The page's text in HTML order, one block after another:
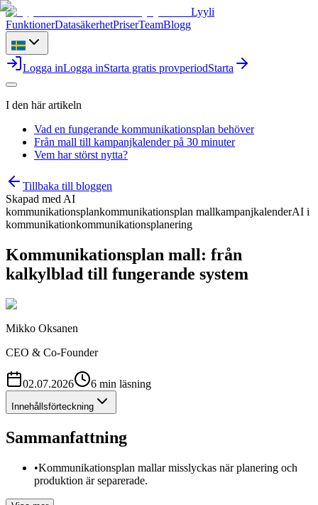
Lyyli
FunktionerDatasäkerhetPriserTeamBlogg
Logga inLogga inStarta gratis provperiodStarta
I den här artikeln
Vad en fungerande kommunikationsplan behöver
Från mall till kampanjkalender på 30 minuter
Vem har störst nytta?
Tillbaka till bloggen
Skapad med AI
kommunikationsplankommunikationsplan mallkampanjkalenderAI i
kommunikationkommunikationsplanering
Kommunikationsplan mall: från
kalkylblad till fungerande system
Mikko Oksanen
CEO & Co-Founder
02.07.2026 6 min läsning
Innehållsförteckning
Sammanfattning
•Kommunikationsplan mallar misslyckas när planering och
produktion är separerade.